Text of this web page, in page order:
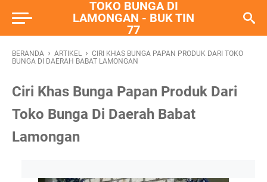
TOKO BUNGA DI
LAMONGAN - BUK TIN
77
BERANDA › ARTIKEL › CIRI KHAS BUNGA PAPAN PRODUK DARI TOKO
BUNGA DI DAERAH BABAT LAMONGAN
Ciri Khas Bunga Papan Produk Dari
Toko Bunga Di Daerah Babat
Lamongan